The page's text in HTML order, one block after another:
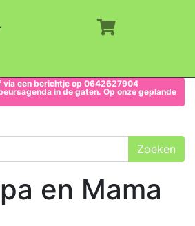
via een berichtje op 0642627904
in de gaten. Op onze geplande
en Mama